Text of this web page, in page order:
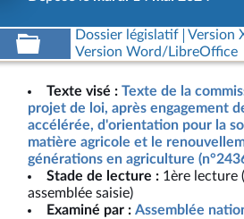
Dossier législatif Version
Version Word/LibreOffice
Texte visé : Texte de la
projet de loi, après engagement
accélérée, d'orientation pour la
matière agricole et le
générations en agriculture
Stade de lecture : 1ère lecture
assemblée saisie)
Examiné par : Assemblée